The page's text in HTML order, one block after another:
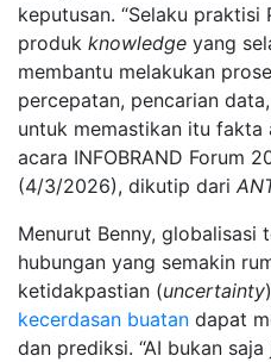
keputusan. “Selaku praktisi
produk knowledge yang
membantu melakukan
percepatan, pencarian
untuk memastikan itu fakta
acara INFOBRAND Forum
(4/3/2026), dikutip dari
Menurut Benny, globalisasi
hubungan yang semakin
ketidakpastian (uncertainty
kecerdasan buatan dapat
dan prediksi. “AI bukan